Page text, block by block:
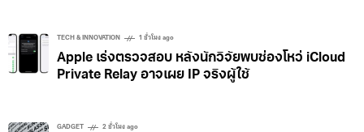
TECH & INNOVATION 1 ชั่วโมง ago
Apple เร่งตรวจสอบ หลังนักวิจัยพบช่องโหว่ iCloud
Private Relay อาจเผย IP จริงผู้ใช้
GADGET 2 ชั่วโมง ago